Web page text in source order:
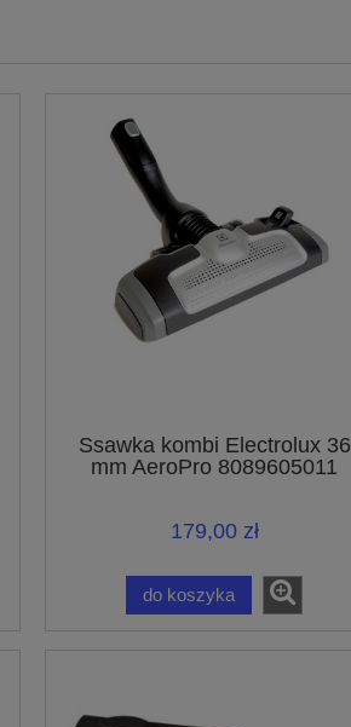
Ssawka kombi Electrolux 36
mm AeroPro 8089605011
179,00 zł
do koszyka